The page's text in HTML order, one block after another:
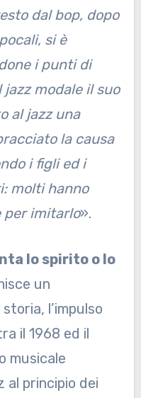
dal bop, dopo
si è
i punti di
modale il suo
al jazz una
la causa
i figli ed i
molti hanno
per imitarlo».
lo spirito o lo
un
l’impulso
il 1968 ed il
musicale
al principio dei